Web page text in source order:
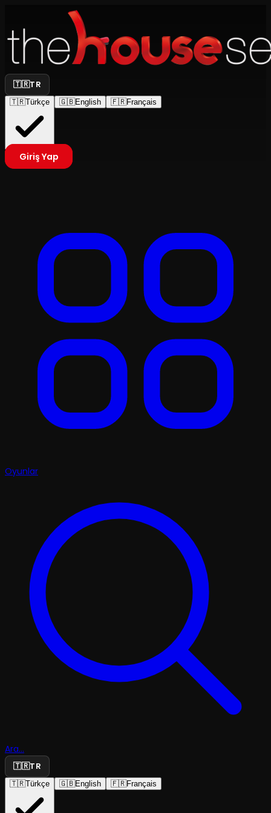
🇹🇷TR
🇹🇷Türkçe 🇬🇧English 🇫🇷Français
Giriş Yap
Oyunlar
Ara...
🇹🇷TR
🇹🇷Türkçe 🇬🇧English 🇫🇷Français